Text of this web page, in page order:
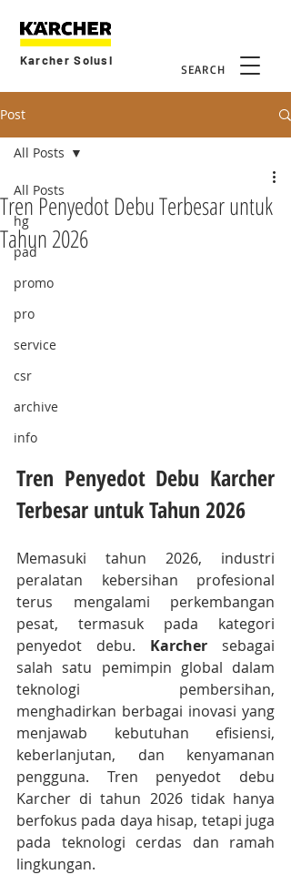
SEARCH
Karcher Solusi
Post
All Posts
hg
pad
promo
pro
service
csr
archive
info
All Posts
Tren Penyedot Debu Terbesar untuk
Tahun 2026
Tren Penyedot Debu Karcher
Terbesar untuk Tahun 2026
Memasuki tahun 2026, industri
peralatan kebersihan profesional
terus mengalami perkembangan
pesat, termasuk pada kategori
penyedot debu. Karcher sebagai
salah satu pemimpin global dalam
teknologi pembersihan,
menghadirkan berbagai inovasi yang
menjawab kebutuhan efisiensi,
keberlanjutan, dan kenyamanan
pengguna. Tren penyedot debu
Karcher di tahun 2026 tidak hanya
berfokus pada daya hisap, tetapi juga
pada teknologi cerdas dan ramah
lingkungan.